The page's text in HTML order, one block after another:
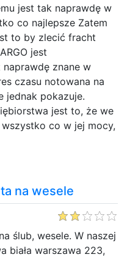
jest tak naprawdę w
co najlepsze Zatem
to by zlecić fracht
jest
znane w
czasu notowana na
jednak pokazuje.
jest to, że we
co w jej mocy,
na wesele
ślub, wesele. W naszej
biała warszawa 223,